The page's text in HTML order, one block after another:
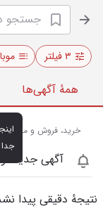
۳ فیلتر
همهٔ آگهی‌ها
خرید، فروش و مشاهده
آگهی جدید
نتیجهٔ دقیقی پیدا